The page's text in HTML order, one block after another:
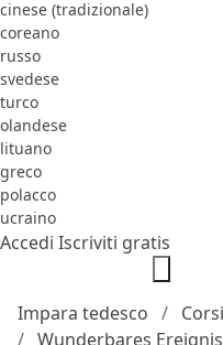
cinese (tradizionale)
coreano
russo
svedese
turco
olandese
lituano
greco
polacco
ucraino
Accedi Iscriviti gratis
Impara tedesco
Corsi
Wunderbares